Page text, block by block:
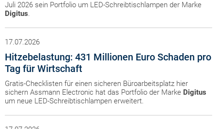
Juli 2026 sein Portfolio um LED-Schreibtischlampen der Marke
Digitus.
17.07.2026
Hitzebelastung: 431 Millionen Euro Schaden pro
Tag für Wirtschaft
Gratis-Checklisten für einen sicheren Büroarbeitsplatz hier
sichern Assmann Electronic hat das Portfolio der Marke Digitus
um neue LED-Schreibtischlampen erweitert.